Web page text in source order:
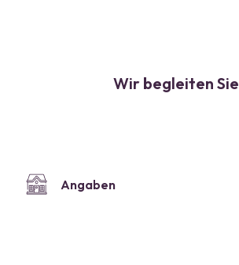
Wir begleiten Sie
Angaben